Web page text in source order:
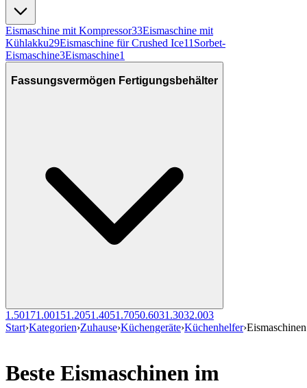
Eismaschine mit Kompressor33Eismaschine mit
Kühlakku29Eismaschine für Crushed Ice11 Sorbet-
Eismaschine3Eismaschine1
Fassungsvermögen Fertigungsbehälter
1.50171.00151.2051.4051.7050.6031.3032.003
Start›Kategorien›Zuhause›Küchengeräte›Küchenhelfer›Eismaschinen
Beste Eismaschinen im